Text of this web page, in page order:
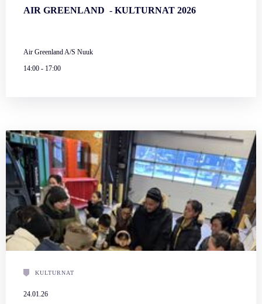
AIR GREENLAND - KULTURNAT 2026
Air Greenland A/S Nuuk
14:00 - 17:00
KULTURNAT
24.01.26